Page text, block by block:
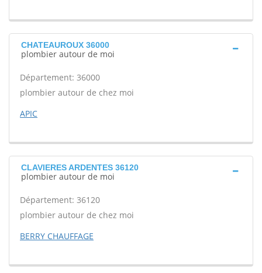
CHATEAUROUX 36000
plombier autour de moi
Département: 36000
plombier autour de chez moi
APIC
CLAVIERES ARDENTES 36120
plombier autour de moi
Département: 36120
plombier autour de chez moi
BERRY CHAUFFAGE